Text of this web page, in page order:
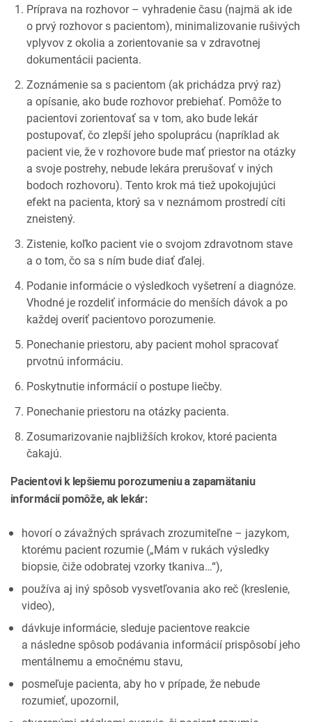
Príprava na rozhovor – vyhradenie času (najmä ak ide
o prvý rozhovor s pacientom), minimalizovanie rušivých
vplyvov z okolia a zorientovanie sa v zdravotnej
dokumentácii pacienta.
Zoznámenie sa s pacientom (ak prichádza prvý raz)
a opísanie, ako bude rozhovor prebiehať. Pomôže to
pacientovi zorientovať sa v tom, ako bude lekár
postupovať, čo zlepší jeho spoluprácu (napríklad ak
pacient vie, že v rozhovore bude mať priestor na otázky
a svoje postrehy, nebude lekára prerušovať v iných
bodoch rozhovoru). Tento krok má tiež upokojujúci
efekt na pacienta, ktorý sa v neznámom prostredí cíti
zneistený.
Zistenie, koľko pacient vie o svojom zdravotnom stave
a o tom, čo sa s ním bude diať ďalej.
Podanie informácie o výsledkoch vyšetrení a diagnóze.
Vhodné je rozdeliť informácie do menších dávok a po
každej overiť pacientovo porozumenie.
Ponechanie priestoru, aby pacient mohol spracovať
prvotnú informáciu.
Poskytnutie informácií o postupe liečby.
Ponechanie priestoru na otázky pacienta.
Zosumarizovanie najbližších krokov, ktoré pacienta
čakajú.
Pacientovi k lepšiemu porozumeniu a zapamätaniu
informácií pomôže, ak lekár:
hovorí o závažných správach zrozumiteľne – jazykom,
ktorému pacient rozumie („Mám v rukách výsledky
biopsie, čiže odobratej vzorky tkaniva…“),
používa aj iný spôsob vysvetľovania ako reč (kreslenie,
video),
dávkuje informácie, sleduje pacientove reakcie
a následne spôsob podávania informácií prispôsobí jeho
mentálnemu a emočnému stavu,
posmeľuje pacienta, aby ho v prípade, že nebude
rozumieť, upozornil,